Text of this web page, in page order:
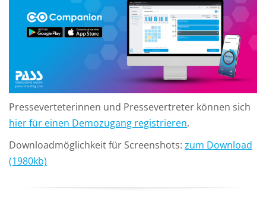
Presseverteterinnen und Pressevertreter können sich
hier für einen Demozugang registrieren.
Downloadmöglichkeit für Screenshots: zum Download
(1980kb)